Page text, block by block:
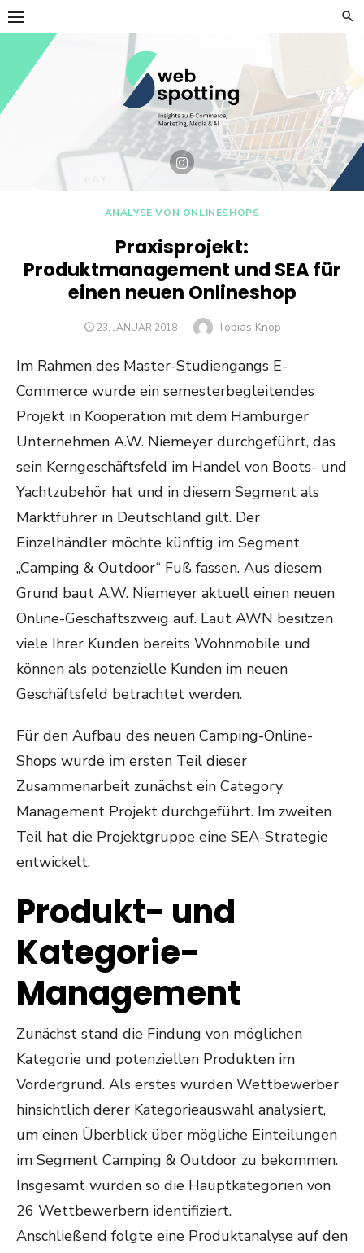
Skip
to
content
ANALYSE VON ONLINESHOPS
Praxisprojekt:
Produktmanagement und SEA für
einen neuen Onlineshop
POSTED
23. JANUAR 2018 Author
Tobias Knop
Im Rahmen des Master-Studiengangs E-
Commerce wurde ein semesterbegleitendes
Projekt in Kooperation mit dem Hamburger
Unternehmen A.W. Niemeyer durchgeführt, das
sein Kerngeschäftsfeld im Handel von Boots- und
Yachtzubehör hat und in diesem Segment als
Marktführer in Deutschland gilt. Der
Einzelhändler möchte künftig im Segment
„Camping & Outdoor“ Fuß fassen. Aus diesem
Grund baut A.W. Niemeyer aktuell einen neuen
Online-Geschäftszweig auf. Laut AWN besitzen
viele Ihrer Kunden bereits Wohnmobile und
können als potenzielle Kunden im neuen
Geschäftsfeld betrachtet werden.
Für den Aufbau des neuen Camping-Online-
Shops wurde im ersten Teil dieser
Zusammenarbeit zunächst ein Category
Management Projekt durchgeführt. Im zweiten
Teil hat die Projektgruppe eine SEA-Strategie
entwickelt.
Produkt- und
Kategorie-
Management
Zunächst stand die Findung von möglichen
Kategorie und potenziellen Produkten im
Vordergrund. Als erstes wurden Wettbewerber
hinsichtlich derer Kategorieauswahl analysiert,
um einen Überblick über mögliche Einteilungen
im Segment Camping & Outdoor zu bekommen.
Insgesamt wurden so die Hauptkategorien von
26 Wettbewerbern identifiziert.
Anschließend folgte eine Produktanalyse auf den